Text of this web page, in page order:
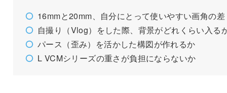
16mmと20mm、自分にとって使いやすい画角の差
自撮り（Vlog）をした際、背景がどれくらい入る
パース（歪み）を活かした構図が作れるか
L VCMシリーズの重さが負担にならないか